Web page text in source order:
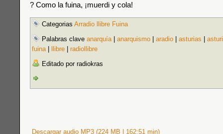
? Como la fuina, ¡muerdi y cola!
Categorias Arradio llibre Fuina
Palabras clave anarquía| anarquismo aradio asturias
fuina| llibre
radiollibre
Editado por radiokras
Descargar audio MP3 (224 MB | 162:51 min)